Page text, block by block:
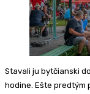
Stavali ju bytčianski
hodine. Ešte predtým